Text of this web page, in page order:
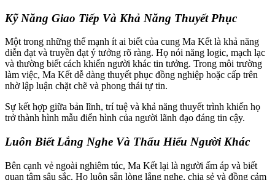
Kỹ Năng Giao Tiếp Và Khả Năng Thuyết Phục
Một trong những thế mạnh ít ai biết của cung Ma Kết là khả năng
diễn đạt và truyền đạt ý tưởng rõ ràng. Họ nói năng logic, mạch lạc
và thường biết cách khiến người khác tin tưởng. Trong môi trường
làm việc, Ma Kết dễ dàng thuyết phục đồng nghiệp hoặc cấp trên
nhờ lập luận chặt chẽ và phong thái tự tin.
Sự kết hợp giữa bản lĩnh, trí tuệ và khả năng thuyết trình khiến họ
trở thành hình mẫu điển hình của người lãnh đạo đáng tin cậy.
Luôn Biết Lắng Nghe Và Thấu Hiểu Người Khác
Bên cạnh vẻ ngoài nghiêm túc, Ma Kết lại là người ấm áp và biết
quan tâm sâu sắc. Họ luôn sẵn lòng lắng nghe, chia sẻ và đồng cảm